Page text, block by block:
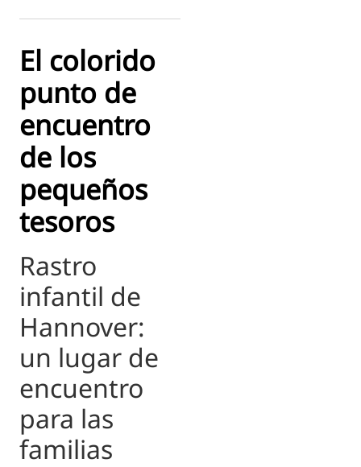
El colorido
punto de
encuentro
de los
pequeños
tesoros
Rastro
infantil de
Hannover:
un lugar de
encuentro
para las
familias